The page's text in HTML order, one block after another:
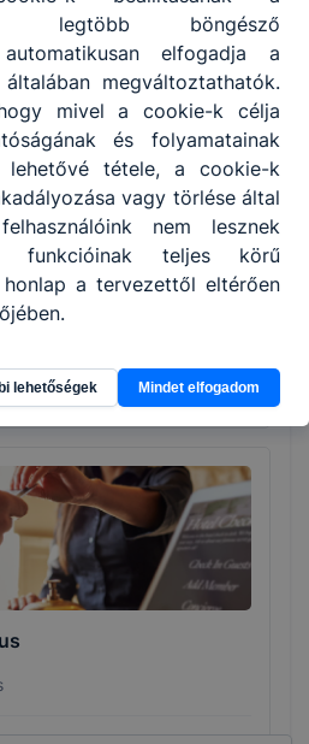
Tovább
Tovább
legtöbb böngésző
elfogadja a
megváltoztathatók.
mivel a cookie-k célja
és folyamatainak
lehetővé tétele, a cookie-k
vagy törlése által
nem lesznek
funkcióinak teljes körű
a tervezettől eltérően
lehetőségek Mindet elfogadom